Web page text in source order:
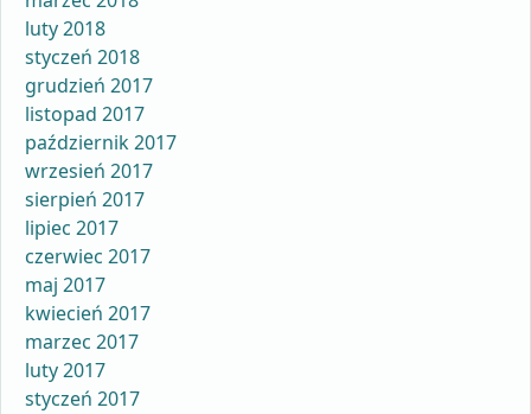
luty 2018
styczeń 2018
grudzień 2017
listopad 2017
październik 2017
wrzesień 2017
sierpień 2017
lipiec 2017
czerwiec 2017
maj 2017
kwiecień 2017
marzec 2017
luty 2017
styczeń 2017